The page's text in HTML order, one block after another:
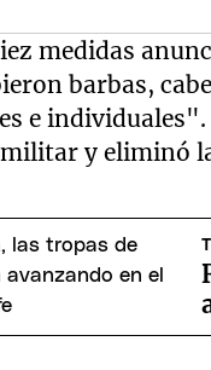
medidas
barbas,
e
y eliminó